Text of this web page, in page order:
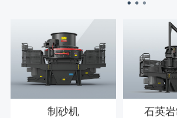
制砂机 石英